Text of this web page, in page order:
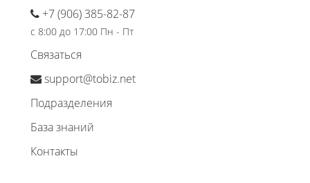
+7 (906) 385-82-87
с 8:00 до 17:00 Пн - Пт
Связаться
support@tobiz.net
Подразделения
База знаний
Контакты